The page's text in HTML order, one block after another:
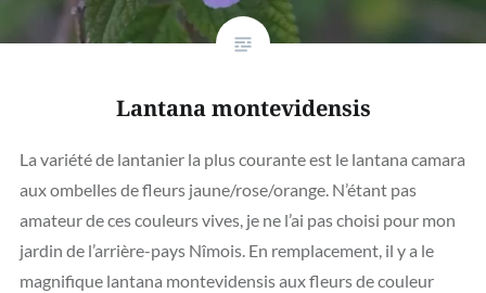
Lantana montevidensis
La variété de lantanier la plus courante est le lantana camara
aux ombelles de fleurs jaune/rose/orange. N’étant pas
amateur de ces couleurs vives, je ne l’ai pas choisi pour mon
jardin de l’arrière-pays Nîmois. En remplacement, il y a le
magnifique lantana montevidensis aux fleurs de couleur